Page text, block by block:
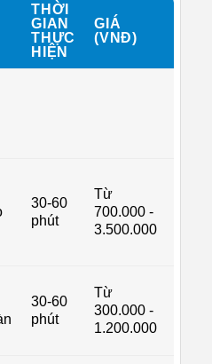
THỜI
GIAN
THỰC
HIỆN
GIÁ
(VNĐ)
30-60
phút
Từ
700.000 -
3.500.000
30-60
phút
Từ
300.000 -
1.200.000